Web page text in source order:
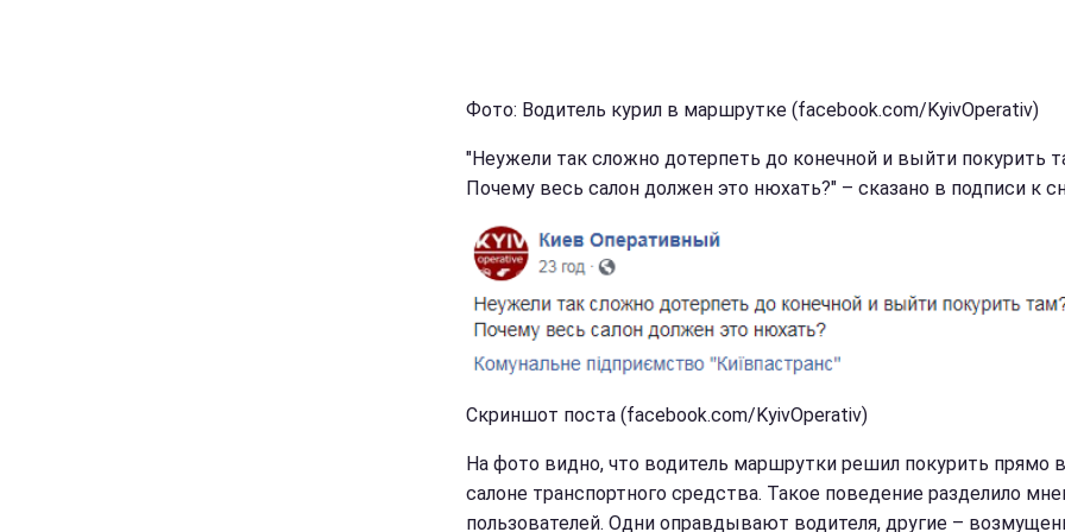
Фото: Водитель курил в маршрутке (facebook.com/KyivOperativ)
"Неужели так сложно дотерпеть до конечной и выйти покурить
Почему весь салон должен это нюхать?" – сказано в подписи к
Скриншот поста (facebook.com/KyivOperativ)
На фото видно, что водитель маршрутки решил покурить прямо в
салоне транспортного средства. Такое поведение разделило
пользователей. Одни оправдывают водителя, другие –